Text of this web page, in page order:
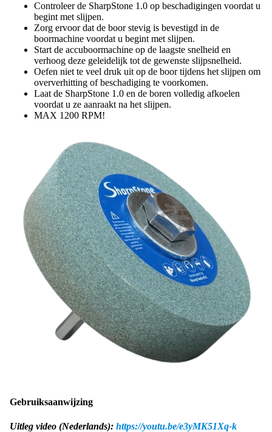
Controleer de SharpStone 1.0 op beschadigingen voordat u
begint met slijpen.
Zorg ervoor dat de boor stevig is bevestigd in de
boormachine voordat u begint met slijpen.
Start de accuboormachine op de laagste snelheid en
verhoog deze geleidelijk tot de gewenste slijpsnelheid.
Oefen niet te veel druk uit op de boor tijdens het slijpen om
oververhitting of beschadiging te voorkomen.
Laat de SharpStone 1.0 en de boren volledig afkoelen
voordat u ze aanraakt na het slijpen.
MAX 1200 RPM!
Gebruiksaanwijzing
Uitleg video (Nederlands): https://youtu.be/e3yMK51Xq-k